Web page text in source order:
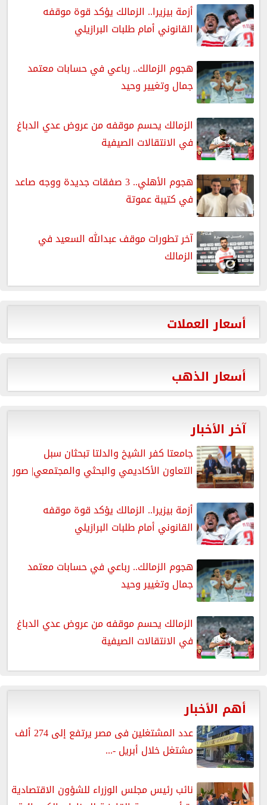
أزمة بيزيرا.. الزمالك يؤكد قوة موقفه
القانوني أمام طلبات البرازيلي
هجوم الزمالك.. رباعي في حسابات معتمد
جمال وتغيير وحيد
الزمالك يحسم موقفه من عروض عدي الدباغ
في الانتقالات الصيفية
هجوم الأهلي.. 3 صفقات جديدة ووجه صاعد
في كتيبة عموتة
آخر تطورات موقف عبدالله السعيد في
الزمالك
أسعار العملات
أسعار الذهب
آخر الأخبار
جامعتا كفر الشيخ والدلتا تبحثان سبل
التعاون الأكاديمي والبحثي والمجتمعي| صور
أزمة بيزيرا.. الزمالك يؤكد قوة موقفه
القانوني أمام طلبات البرازيلي
هجوم الزمالك.. رباعي في حسابات معتمد
جمال وتغيير وحيد
الزمالك يحسم موقفه من عروض عدي الدباغ
في الانتقالات الصيفية
أهم الأخبار
عدد المشتغلين فى مصر يرتفع إلى 274 ألف
مشتغل خلال أبريل -...
نائب رئيس مجلس الوزراء للشؤون الاقتصادية